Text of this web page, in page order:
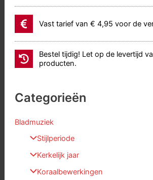
Vast tarief van € 4,95 voor de
Bestel tijdig! Let op de levertijd
producten.
Categorieën
Bladmuziek
Stijlperiode
Kerkelijk jaar
Koraalbewerkingen